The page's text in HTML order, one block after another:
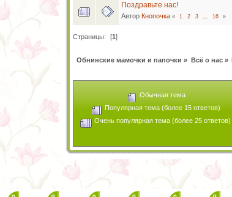
Поздравьте нас!
Автор Кнопочка « 1 2 3 ... 16 »
Страницы: [1]
Обнинские мамочки и папочки » Всё о нас»
Обычная тема
Популярная тема (более 15 ответов)
Очень популярная тема (более 25 ответов)